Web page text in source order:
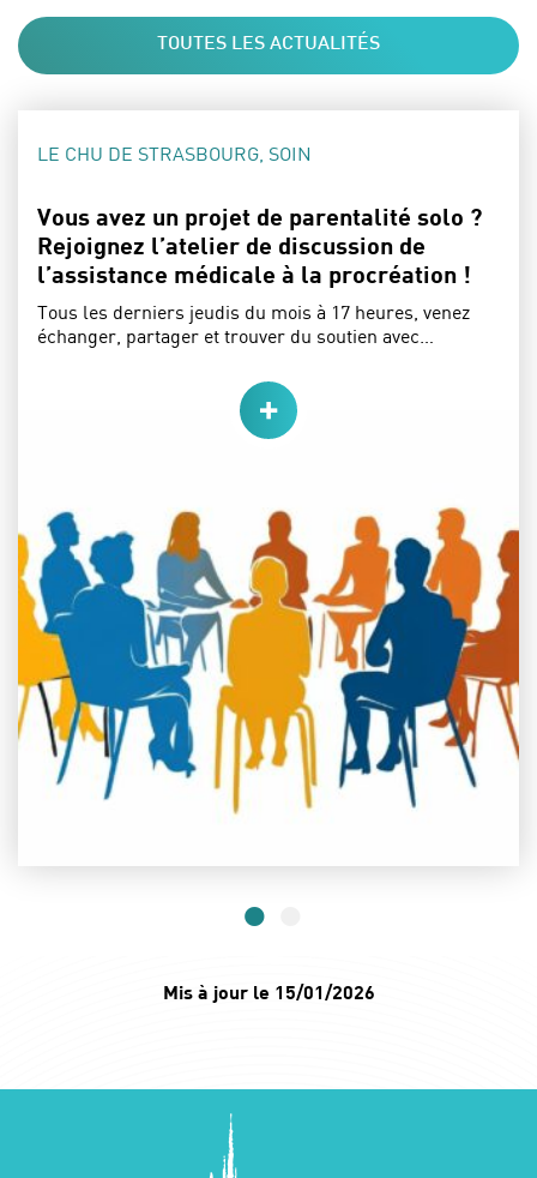
TOUTES LES ACTUALITÉS
CATÉGORIE :
LE CHU DE STRASBOURG, SOIN
Vous avez un projet de parentalité solo ?
Rejoignez l’atelier de discussion de
l’assistance médicale à la procréation !
Tous les derniers jeudis du mois à 17 heures, venez
échanger, partager et trouver du soutien avec…
Mis à jour le 15/01/2026